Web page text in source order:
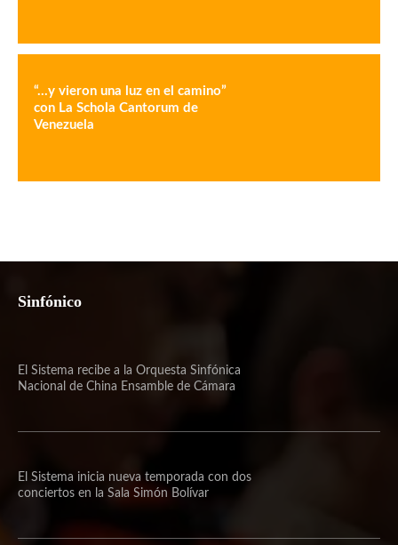
“…y vieron una luz en el camino”
con La Schola Cantorum de
Venezuela
Sinfónico
El Sistema recibe a la Orquesta Sinfónica
Nacional de China Ensamble de Cámara
El Sistema inicia nueva temporada con dos
conciertos en la Sala Simón Bolívar